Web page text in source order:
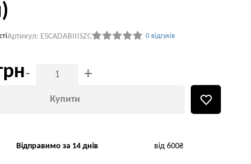
Артикул: ESCADABIIISZC 0 відгуків
- +
Купити
Відправимо за 14 днів від 600₴